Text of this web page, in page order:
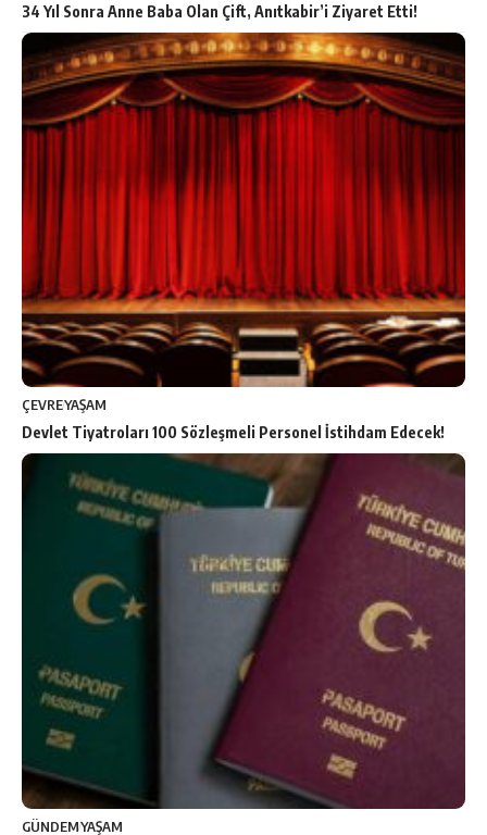
34 Yıl Sonra Anne Baba Olan Çift, Anıtkabir’i Ziyaret Etti!
ÇEVREYAŞAM
Devlet Tiyatroları 100 Sözleşmeli Personel İstihdam Edecek!
GÜNDEMYAŞAM